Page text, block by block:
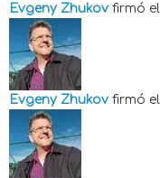
Evgeny Zhukov firmó el
Evgeny Zhukov firmó el